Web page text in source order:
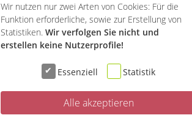
Wir nutzen nur zwei Arten von Cookies: Für die
Funktion erforderliche, sowie zur Erstellung von
Statistiken. Wir verfolgen Sie nicht und
erstellen keine Nutzerprofile!
Essenziell Statistik
Alle akzeptieren